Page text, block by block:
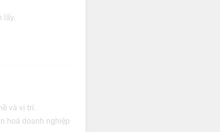
lấy.
và vị trí.
hoá doanh nghiệp